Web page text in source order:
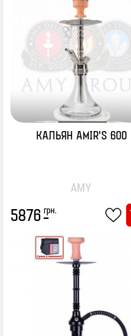
КАЛЬЯН AMIR’S 600
AMY
5876 грн.